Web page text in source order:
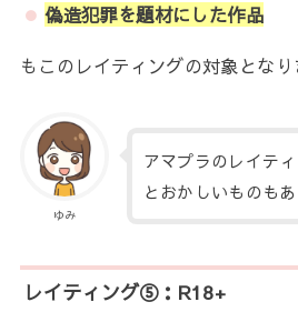
偽造犯罪を題材にした作品
もこのレイティングの対象となり
ゆみ
アマプラのレイテ
とおかしいものもあ
レイティング⑤：R18+